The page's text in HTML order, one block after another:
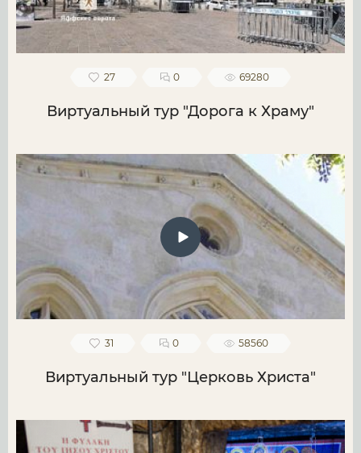
27 0 69280
Виртуальный тур "Дорога к Храму"
31 0 58560
Виртуальный тур "Церковь Христа"